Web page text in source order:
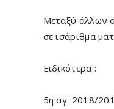
Μεταξύ άλλων
σε ισάριθμα
Ειδικότερα :
5η αγ. 2018/